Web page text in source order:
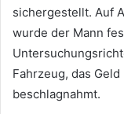
sichergestellt. Auf
wurde der Mann
Fahrzeug, das
beschlagnahmt.